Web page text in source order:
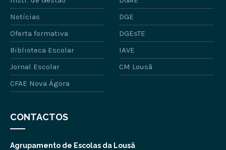
Notícias
DGE
Oferta formativa
DGEsTE
Biblioteca Escolar
IAVE
Jornal Escolar
CM Lousã
CFAE Nova Ágora
CONTACTOS
Agrupamento de Escolas da Lousã